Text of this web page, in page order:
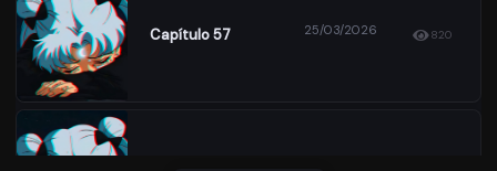
Capítulo 57 25/03/2026 820